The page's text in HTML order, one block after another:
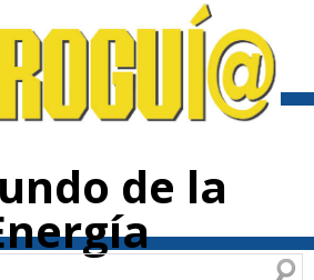
contenido
de la